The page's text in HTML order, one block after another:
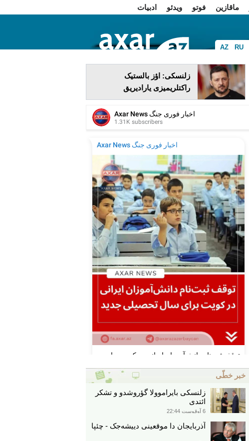
ماقازین فوتو ویدئو
ادبیات
AZ RU
فا
زلنسکی: اؤز بالستیک
راکتلریمیزی یارادیریق
خبر خطّی
زلنسکی بایراموولا گؤروشدو و تشکر
ائتدی
6 آوقوست 22:44
آذربایجان دا موقعینی دییشه‌جک - چئپا